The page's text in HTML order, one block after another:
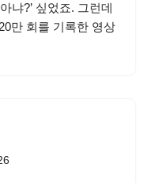
냐?’ 싶었죠. 그런데
만 회를 기록한 영상